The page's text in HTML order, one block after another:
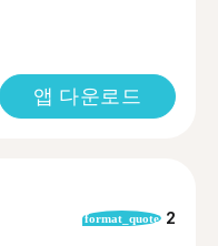
앱 다운로드
format_quote 2